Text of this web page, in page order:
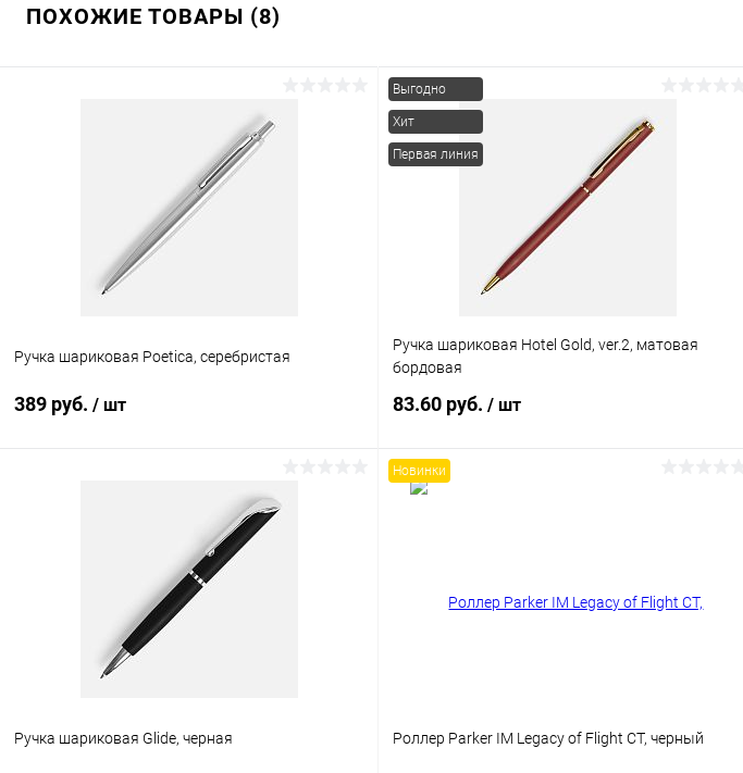
ПОХОЖИЕ ТОВАРЫ (8)
Ручка шариковая Poetica, серебристая
389 руб. / шт
К сравнению
Выгодно
Хит
Первая линия
Ручка шариковая Hotel Gold, ver.2, матовая
бордовая
83.60 руб. / шт
Ручка шариковая Glide, черная
Новинки
Роллер Parker IM Legacy of Flight CT, черный